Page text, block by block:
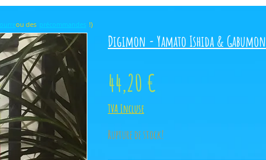
Digimon - Yamato Ishida & Gabumon
44,20 €
TVA Incluse
Rupture de stock!
la section ou des !)
précommandes